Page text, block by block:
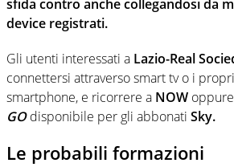
sfida contro anche collegandosi da
device registrati.
Gli utenti interessati a Lazio-Real
connettersi attraverso smart tv o i
smartphone, e ricorrere a NOW
GOdisponibile per gli abbonati Sky.
Le probabili formazioni